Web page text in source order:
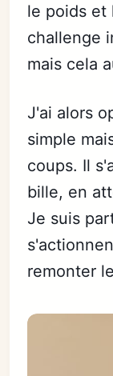
le poids et
challenge
mais cela
J'ai alors
simple
coups. Il
bille, en
Je suis
remonter